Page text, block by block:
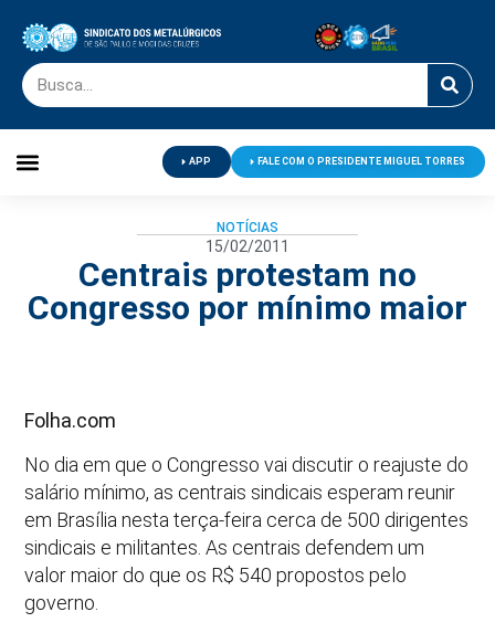
APP FALE COM O PRESIDENTE MIGUEL TORRES
NOTÍCIAS
15/02/2011
Centrais protestam no
Congresso por mínimo maior
Folha.com
No dia em que o Congresso vai discutir o reajuste do
salário mínimo, as centrais sindicais esperam reunir
em Brasília nesta terça-feira cerca de 500 dirigentes
sindicais e militantes. As centrais defendem um
valor maior do que os R$ 540 propostos pelo
governo.